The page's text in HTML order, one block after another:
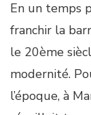
En un temps
franchir la
le 20ème
modernité.
l’époque, à